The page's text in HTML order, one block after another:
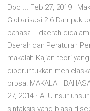
Doc ... Feb 27, 2019 ·
Globalisasi 2.6 Dampak
bahasa .. daerah
Daerah dan Peraturan
makalah Kajian teori
diperuntukkan
prosa. MAKALAH
27, 2014 · A. U nsur-
sintaksis yang biasa